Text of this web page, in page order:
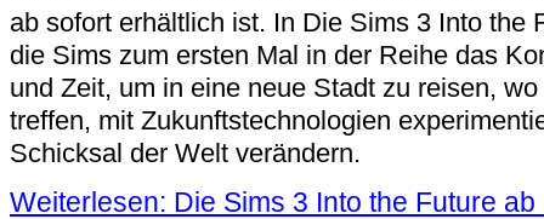
ab sofort erhältlich ist. In Die Sims 3 Into the
die Sims zum ersten Mal in der Reihe das
und Zeit, um in eine neue Stadt zu reisen,
treffen, mit Zukunftstechnologien
Schicksal der Welt verändern.
Weiterlesen: Die Sims 3 Into the Future